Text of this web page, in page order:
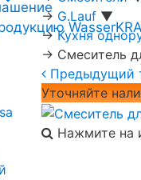
→ G.Lauf ▼
→ Кухня
→ Смеситель
Предыдущий
Уточняйте
Нажмите на